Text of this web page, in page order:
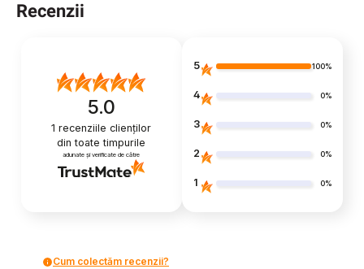
Recenzii
5.0
1 recenziile clienților
din toate timpurile
adunate și verificate de către
5 100%
4 0%
3 0%
2 0%
1 0%
Cum colectăm recenzii?